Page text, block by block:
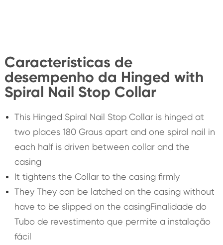
Características de
desempenho da Hinged with
Spiral Nail Stop Collar
This Hinged Spiral Nail Stop Collar is hinged at
two places 180 Graus apart and one spiral nail in
each half is driven between collar and the
casing
It tightens the Collar to the casing firmly
They They can be latched on the casing without
have to be slipped on the casingFinalidade do
Tubo de revestimento que permite a instalação
fácil